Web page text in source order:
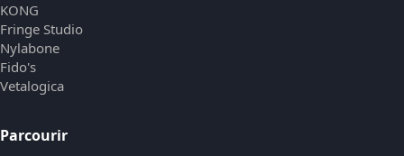
KONG
Fringe Studio
Nylabone
Fido's
Vetalogica
Parcourir